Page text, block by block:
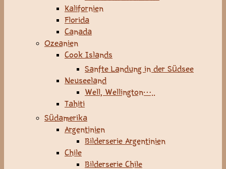
Kalifornien
Florida
Canada
Ozeanien
Cook Islands
Sanfte Landung in der Südsee
Neuseeland
Well, Wellington…..
Tahiti
Südamerika
Argentinien
Bilderserie Argentinien
Chile
Bilderserie Chile